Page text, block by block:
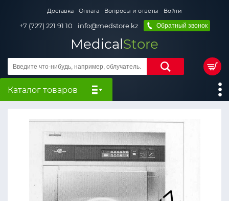
Доставка Оплата Вопросы и ответы Войти
+7 (727) 221 91 10 info@medstore.kz Обратный звонок
MedicalStore
Каталог товаров